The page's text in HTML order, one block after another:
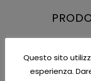
Questo sito
esperienza.